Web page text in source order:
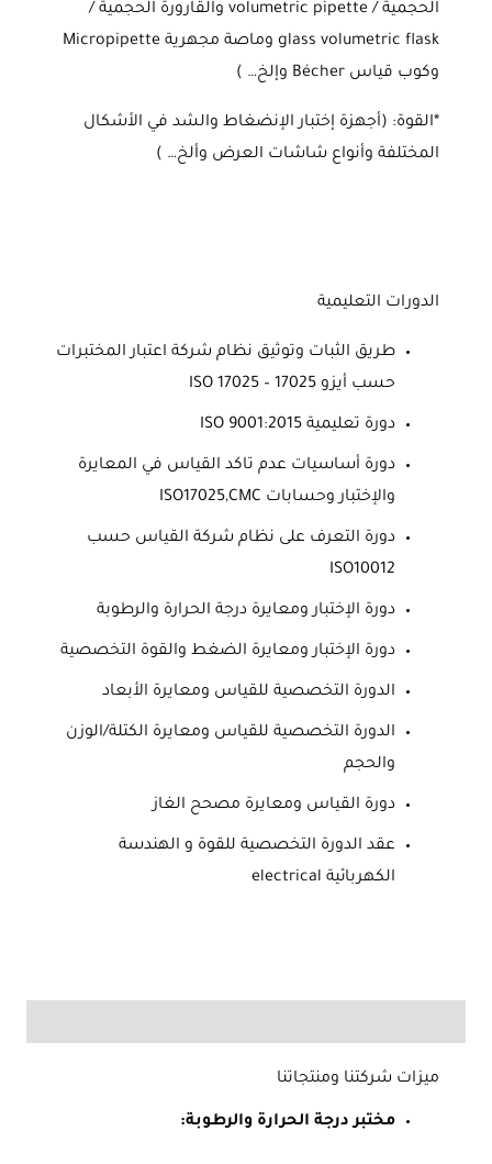
الحجمية / volumetric pipette والقارورة الحجمية /
glass volumetric flask وماصة مجهرية Micropipette
وكوب قياس Bécher وإلخ… )
*القوة: (أجهزة إختبار الإنضغاط والشد في الأشكال
المختلفة وأنواع شاشات العرض وألخ… )
الدورات التعليمية
طريق الثبات وتوثيق نظام شركة اعتبار المختبرات
حسب أيزو 17025 – ISO 17025
دورة تعليمية ISO 9001:2015
دورة أساسيات عدم تاكد القياس في المعايرة
والإختبار وحسابات ISO17025,CMC
دورة التعرف على نظام شركة القياس حسب
ISO10012
دورة الإختبار ومعايرة درجة الحرارة والرطوبة
دورة الإختبار ومعايرة الضغط والقوة التخصصية
الدورة التخصصية للقياس ومعايرة الأبعاد
الدورة التخصصية للقياس ومعايرة الكتلة/الوزن
والحجم
دورة القياس ومعايرة مصحح الغاز
عقد الدورة التخصصية للقوة و الهندسة
الكهربائية electrical
ميزات شركتنا ومنتجاتنا
مختبر درجة الحرارة والرطوبة: